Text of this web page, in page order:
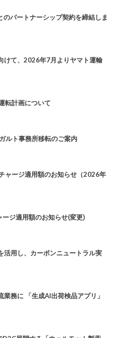
パートナーシップ契約を締結しま
けて、2026年7月よりヤマト運輸
転計画について
ルト事務所移転のご案内
ャージ適用額のお知らせ（2026年
ジ適用額のお知らせ(変更)
活用し、カーボンニュートラル実
務に 「生成AI出荷検品アプリ」